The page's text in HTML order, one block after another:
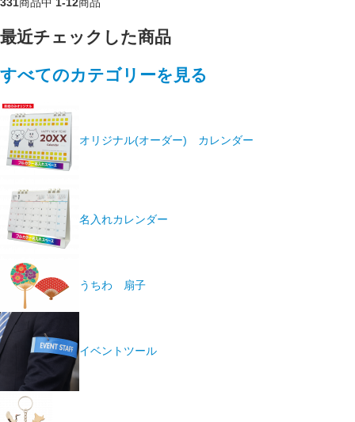
最近チェックした商品
すべてのカテゴリーを見る
オリジナル(オーダー) カレンダー
名入れカレンダー
うちわ 扇子
イベントツール